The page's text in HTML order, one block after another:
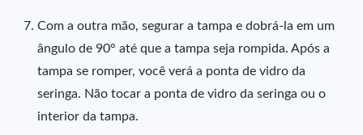
Com a outra mão, segurar a tampa e dobrá-la em um
ângulo de 90° até que a tampa seja rompida. Após a
tampa se romper, você verá a ponta de vidro da
seringa. Não tocar a ponta de vidro da seringa ou o
interior da tampa.